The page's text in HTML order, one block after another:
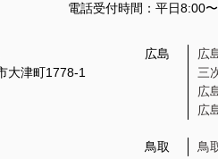
電話受付時間：平日8:00
大津町1778-1
広島
広
三
広
広
鳥取 鳥